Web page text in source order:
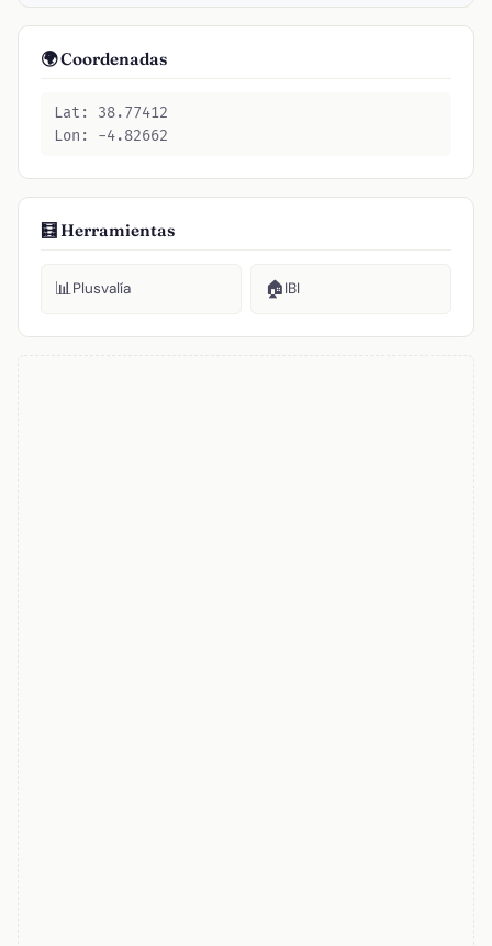
🌍 Coordenadas
Lat: 38.77412
Lon: -4.82662
🧮 Herramientas
📊Plusvalía 🏠IBI